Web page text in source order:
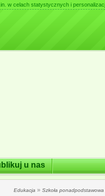
w celach statystycznych i
u nas
Edukacja » Szkoła ponadpodstawowa